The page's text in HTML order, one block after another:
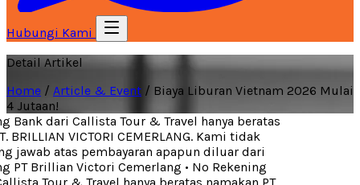
Hubungi Kami
Detail Artikel
Home / Article & Event / Biaya Liburan Vietnam 2026 Mulai
4 Jutaan!
Bank dari Callista Tour & Travel hanya beratas
VICTORI CEMERLANG. Kami tidak
jawab atas pembayaran apapun diluar dari
PT Brillian Victori Cemerlang• No Rekening